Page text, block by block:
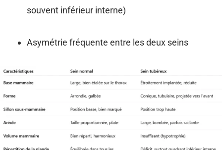
souvent inférieur interne)
Asymétrie fréquente entre les deux seins